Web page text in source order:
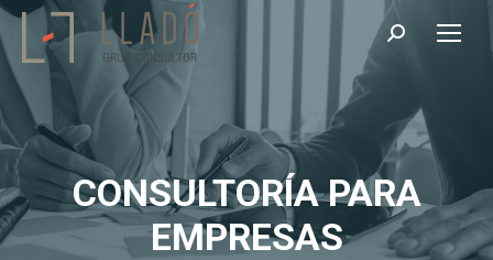
Buscar:
CONSULTORÍA PARA
EMPRESAS